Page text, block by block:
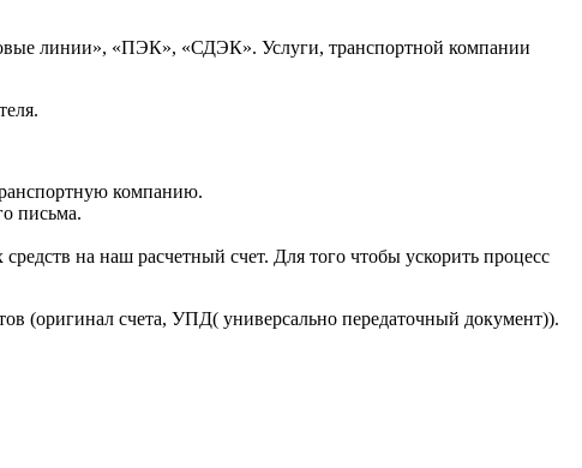
линии», «ПЭК», «СДЭК». Услуги, транспортной компании
компанию.
письма.
на наш расчетный счет. Для того чтобы ускорить процесс
(оригинал счета, УПД( универсально передаточный документ)).